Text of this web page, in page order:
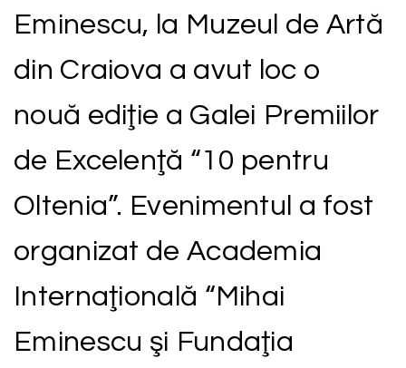
Eminescu, la Muzeul de Artă
din Craiova a avut loc o
nouă ediţie a Galei Premiilor
de Excelenţă “10 pentru
Oltenia”. Evenimentul a fost
organizat de Academia
Internaţională “Mihai
Eminescu şi Fundaţia